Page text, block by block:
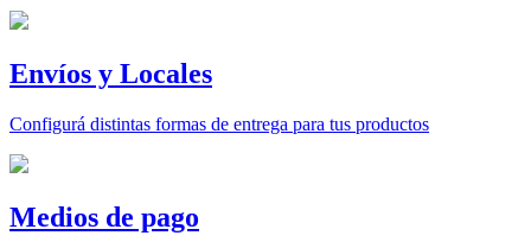
Envíos y Locales
Configurá distintas formas de entrega para tus productos
Medios de pago